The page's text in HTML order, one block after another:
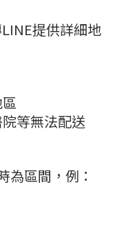
提供詳細地
等無法配送
為區間，例：